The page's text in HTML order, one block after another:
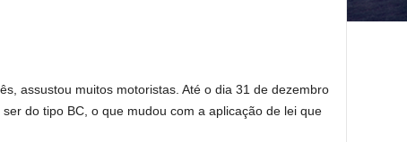
assustou muitos motoristas. Até o dia 31 de dezembro
do tipo BC, o que mudou com a aplicação de lei que